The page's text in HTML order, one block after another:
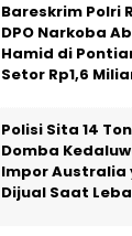
Bareskrim Polri
DPO Narkoba
Hamid di
Setor Rp1,6
Polisi Sita 14
Domba
Impor Australia
Dijual Saat